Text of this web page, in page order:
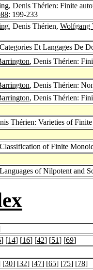
, Denis Thérien: Finite
: 199-233
, Denis Thérien, Wolfgang
Et Langages De
, Denis Thérien:
, Denis Thérien:
, Denis Thérien:
Thérien: Varieties of
of Finite
of Nilpotent and
] [14] [16] [42] [51] [69]
[30] [32] [47] [65] [75] [78]